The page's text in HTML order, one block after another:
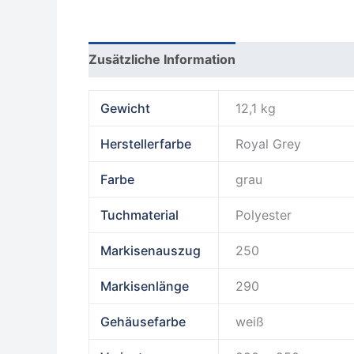
Zusätzliche Information
Gewicht 12,1 kg
Herstellerfarbe Royal Grey
Farbe grau
Tuchmaterial Polyester
Markisenauszug 250
Markisenlänge 290
Gehäusefarbe weiß